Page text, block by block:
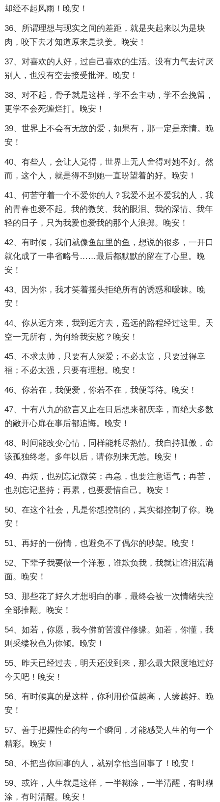
却经不起风雨！晚安！
36、所谓理想与现实之间的差距，就是夹起来以为是块
肉，咬下去才知道原来是块姜。晚安！
37、对喜欢的人好，过自己喜欢的生活。没有力气去讨厌
别人，也没有空去接受批评。晚安！
38、对不起，骨子就是这样，学不会主动，学不会挽留，
更学不会死缠烂打。晚安！
39、世界上不会有无故的爱，如果有，那一定是亲情。晚
安！
40、有些人，会让人觉得，世界上无人舍得对她不好。然
而，这个人，就是得不到她一直盼望着的好。晚安！
41、何苦守着一个不爱你的人？我爱不起不爱我的人，我
的青春也爱不起。我的微笑、我的眼泪、我的深情、我年
轻的日子，只为我爱也爱我的那个人浪掷。晚安！
42、有时候，我们就像鱼缸里的鱼，想说的很多，一开口
就化成了一串省略号……最后都默默的留在了心里。晚
安！
43、因为你，我才笑着摇头拒绝所有的诱惑和暧昧。晚
安！
44、你从远方来，我到远方去，遥远的路程经过这里。天
空一无所有，为何给我安慰？晚安！
45、不求太帅，只要有人深爱；不必太富，只要过得幸
福；不必太强，只要有理想。晚安！
46、你若在，我便爱，你若不在，我便等待。晚安！
47、十有八九的欲言又止在日后想来都庆幸，而绝大多数
的敞开心扉在事后都追悔。晚安！
48、时间能改变心情，同样能耗尽热情。我自持孤傲，命
该孤独终老。多年以后，请你别来无恙。晚安！
49、再烦，也别忘记微笑；再急，也要注意语气；再苦，
也别忘记坚持；再累，也要爱惜自己。晚安！
50、在这个社会，凡是你想控制的，其实都控制了你。晚
安！
51、再好的一份情，也避免不了偶尔的吵架。晚安！
52、下辈子我要做一个洋葱，谁欺负我，我就让谁泪流满
面。晚安！
53、那些花了好久才想明白的事，最终会被一次情绪失控
全部推翻。晚安！
54、如若，你愿，我今佛前苦渡伴修缘。如若，你懂，我
则采缕秋色为你倾。晚安！
55、昨天已经过去，明天还没到来，那么最大限度地过好
今天吧！晚安！
56、有时候真的是这样，你利用价值越高，人缘越好。晚
安！
57、善于把握性命的每一个瞬间，才能感受人生的每一个
精彩。晚安！
58、不把当你回事的人，就别拿他当回事了！晚安！
59、或许，人生就是这样，一半糊涂，一半清醒，有时糊
涂，有时清醒。晚安！